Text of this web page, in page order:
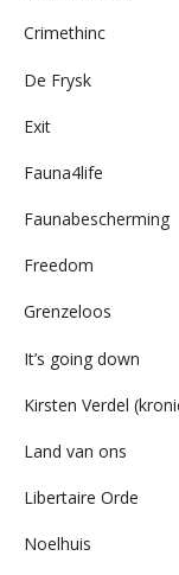
Crimethinc
De Frysk
Exit
Fauna4life
Faunabescherming
Freedom
Grenzeloos
It’s going down
Kirsten Verdel
Land van ons
Libertaire Orde
Noelhuis